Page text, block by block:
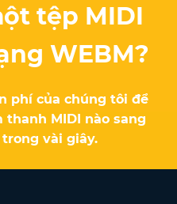
tệp MIDI
WEBM?
phí của chúng tôi để
MIDI nào sang
vài giây.